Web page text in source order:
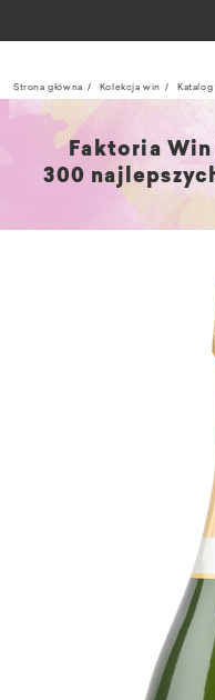
Strona główna Kolekcja win Katalog
Faktoria
300